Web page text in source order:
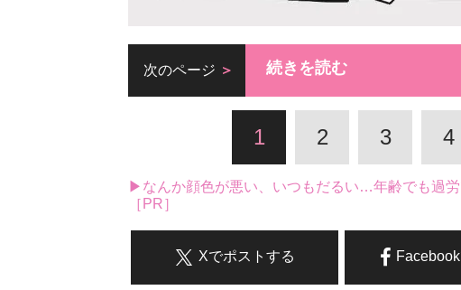
次のページ 続きを読む
1 2 3 4
▶なんか顔色が悪い、いつもだるい…年齢でも過労
［PR］
Xでポストする